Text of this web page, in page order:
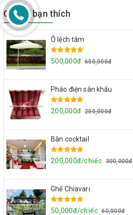
Có thể bạn thích
Ô lệch tâm
500,000đ 650,000đ
Pháo điện sân khấu
200,000đ 250,000đ
Bàn cocktail
200,000đ/chiếc 300,000đ
Ghế Chiavari
50,000đ/chiếc 60,000đ